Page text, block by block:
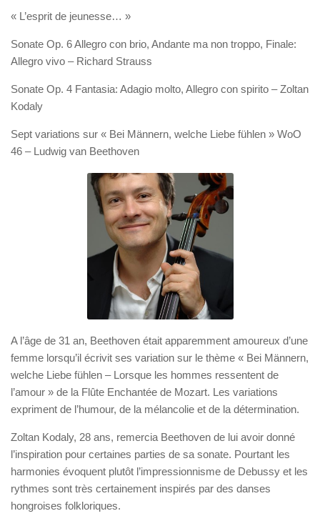
« L’esprit de jeunesse… »
Sonate Op. 6 Allegro con brio, Andante ma non troppo, Finale:
Allegro vivo – Richard Strauss
Sonate Op. 4 Fantasia: Adagio molto, Allegro con spirito –Zoltan
Kodaly
Sept variations sur « Bei Männern, welche Liebe fühlen » WoO
46 – Ludwig van Beethoven
A l’âge de 31 an, Beethoven était apparemment amoureux d’une
femme lorsqu’il écrivit ses variation sur le thème « Bei Männern,
welche Liebe fühlen – Lorsque les hommes ressentent de
l’amour » de la Flûte Enchantée de Mozart. Les variations
expriment de l’humour, de la mélancolie et de la détermination.
Zoltan Kodaly, 28 ans, remercia Beethoven de lui avoir donné
l’inspiration pour certaines parties de sa sonate. Pourtant les
harmonies évoquent plutôt l’impressionnisme de Debussy et les
rythmes sont très certainement inspirés par des danses
hongroises folkloriques.